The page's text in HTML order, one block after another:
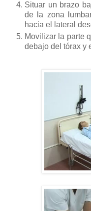
Situar un brazo
de la zona
hacia el lateral
Movilizar la parte
debajo del tórax y